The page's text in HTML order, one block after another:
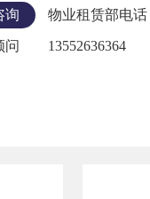
询 物业租赁部电话
问 13552636364